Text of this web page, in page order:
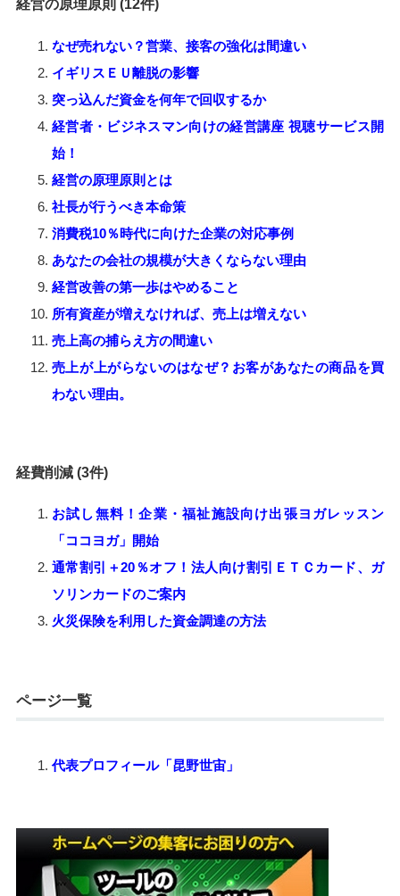
経営の原理原則 (12件)
なぜ売れない？営業、接客の強化は間違い
イギリスＥＵ離脱の影響
突っ込んだ資金を何年で回収するか
経営者・ビジネスマン向けの経営講座 視聴サービス開
始！
経営の原理原則とは
社長が行うべき本命策
消費税10％時代に向けた企業の対応事例
あなたの会社の規模が大きくならない理由
経営改善の第一歩はやめること
所有資産が増えなければ、売上は増えない
売上高の捕らえ方の間違い
売上が上がらないのはなぜ？お客があなたの商品を買
わない理由。
経費削減 (3件)
お試し無料！企業・福祉施設向け出張ヨガレッスン
「ココヨガ」開始
通常割引＋20％オフ！法人向け割引ＥＴＣカード、ガ
ソリンカードのご案内
火災保険を利用した資金調達の方法
ページ一覧
代表プロフィール「昆野世宙」